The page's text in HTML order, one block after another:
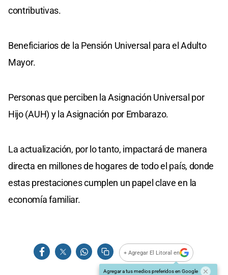
contributivas.
Beneficiarios de la Pensión Universal para el Adulto
Mayor.
Personas que perciben la Asignación Universal por
Hijo (AUH) y la Asignación por Embarazo.
La actualización, por lo tanto, impactará de manera
directa en millones de hogares de todo el país, donde
estas prestaciones cumplen un papel clave en la
economía familiar.
+ Agregar El Litoral en
Agregar a tus medios preferidos en Google